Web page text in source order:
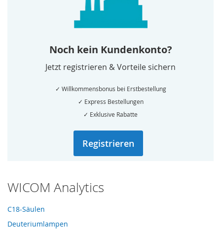
Noch kein Kundenkonto?
Jetzt registrieren & Vorteile sichern
✓ Willkommensbonus bei Erstbestellung
✓ Express Bestellungen
✓ Exklusive Rabatte
Registrieren
WICOM Analytics
C18-Säulen
Deuteriumlampen